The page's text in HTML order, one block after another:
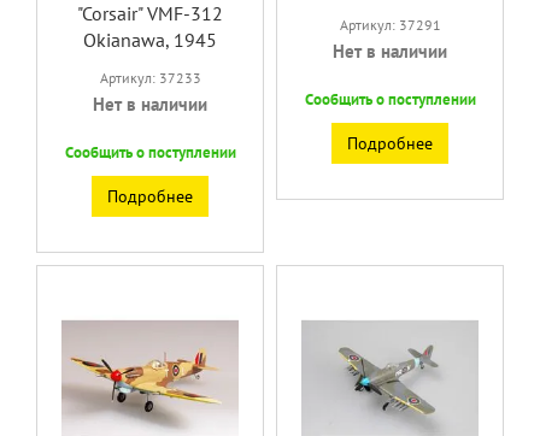
"Corsair" VMF-312
Okianawa, 1945
Артикул: 37233
Нет в наличии
Сообщить о поступлении
Подробнее
Артикул: 37291
Нет в наличии
Сообщить о поступлении
Подробнее